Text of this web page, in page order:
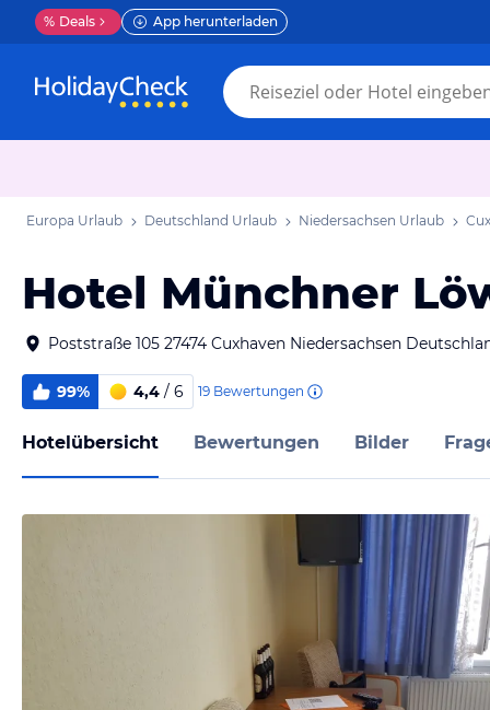
% Deals App herunterladen
Europa Urlaub Deutschland Urlaub Niedersachsen Urlaub
Hotel Münchner
Poststraße 105 27474 Cuxhaven Niedersachsen
99% 4,4 / 6 19 Bewertungen
Hotelübersicht Bewertungen Bilder